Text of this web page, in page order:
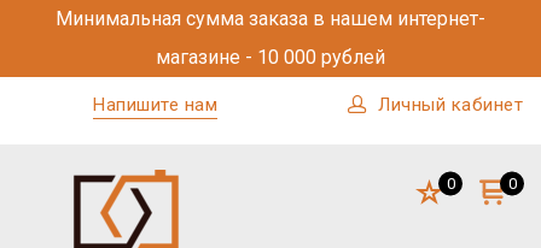
Минимальная сумма заказа в нашем интернет-
магазине - 10 000 рублей
Напишите нам Личный кабинет
0 0